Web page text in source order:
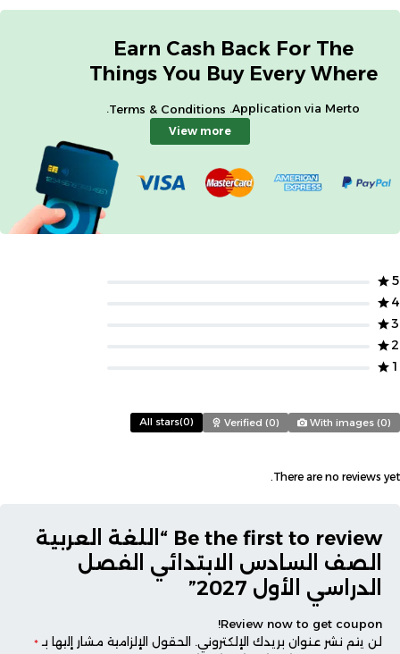
Earn Cash Back For The
Things You Buy Every Where
Application via Merto.
Terms & Conditions
.
View more
5
4
3
2
1
With images (0)
Verified (0)
All stars(0)
There are no reviews yet.
Be the first to review “اللغة العربية
الصف السادس الابتدائي الفصل
الدراسي الأول 2027”
Review now to get coupon!
لن يتم نشر عنوان بريدك الإلكتروني.
الحقول الإلزامية مشار إليها بـ*